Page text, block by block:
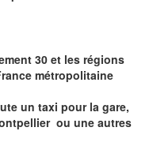
30 et les régions
métropolitaine
un taxi pour la gare,
ou une autres